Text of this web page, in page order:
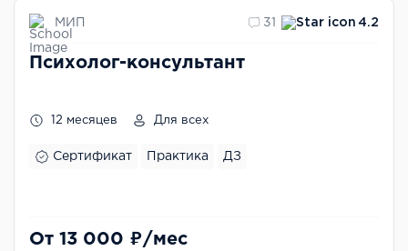
МИП 31 4.2
Психолог-консультант
12 месяцев Для всех
Сертификат Практика ДЗ
От 13 000 ₽/мес